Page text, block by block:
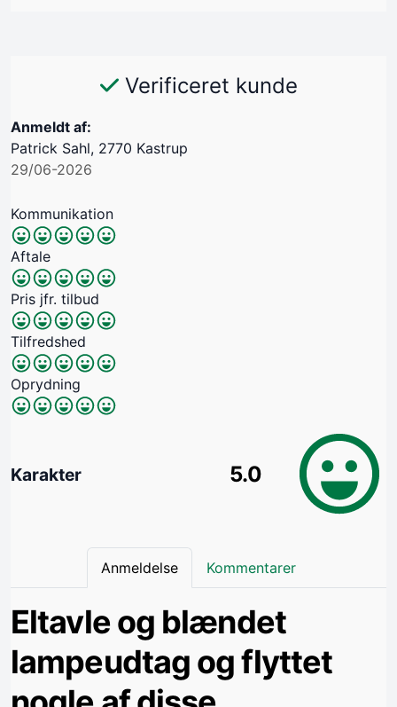
Verificeret kunde
Anmeldt af:
Patrick Sahl, 2770 Kastrup
29/06-2026
Kommunikation
Aftale
Pris jfr. tilbud
Tilfredshed
Oprydning
Karakter 5.0
Anmeldelse Kommentarer
Eltavle og blændet
lampeudtag og flyttet